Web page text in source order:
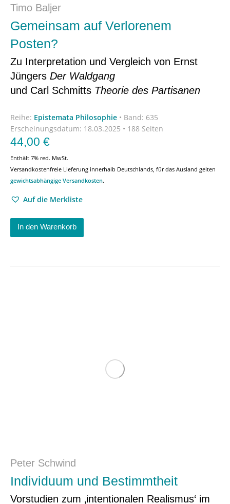
Timo Baljer
Gemeinsam auf Verlorenem
Posten?
Zu Interpretation und Vergleich von Ernst
Jüngers Der Waldgang
und Carl Schmitts Theorie des Partisanen
Reihe: Epistemata Philosophie • Band: 635
Erscheinungsdatum: 18.03.2025 • 188 Seiten
44,00 €
Enthält 7% red. MwSt.
Versandkostenfreie Lieferung innerhalb Deutschlands, für das Ausland gelten
gewichtsabhängige Versandkosten.
Auf die Merkliste
In den Warenkorb
Peter Schwind
Individuum und Bestimmtheit
Vorstudien zum ‚intentionalen Realismus‘ im